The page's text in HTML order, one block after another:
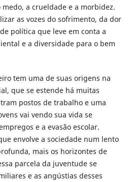
a crueldade e a morbidez.
as vozes do sofrimento, da dor
política que leve em conta a
e a diversidade para o bem
tem uma de suas origens na
que se estende há muitas
postos de trabalho e uma
vai vendo sua vida se
e a evasão escolar.
envolve a sociedade num lento
mais os horizontes de
parcela da juventude se
e as angústias desses